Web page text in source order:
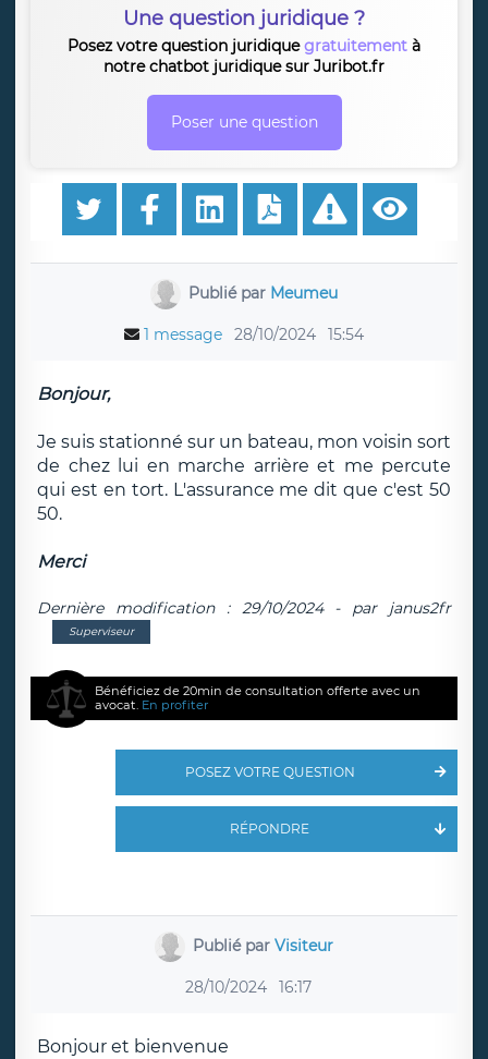
Une question juridique ?
Posez votre question juridiquegratuitement à
notre chatbot juridique sur Juribot.fr
Poser une question
Publié par Meumeu
1 message 28/10/2024 15:54
Bonjour,
Je suis stationné sur un bateau, mon voisin sort
de chez lui en marche arrière et me percute
qui est en tort. L'assurance me dit que c'est 50
50.
Merci
Dernière modification : 29/10/2024 - par janus2fr
Superviseur
Bénéficiez de 20min de consultation offerte avec un
avocat. En profiter
POSEZ VOTRE QUESTION
RÉPONDRE
Publié parVisiteur
28/10/2024 16:17
Bonjour et bienvenue